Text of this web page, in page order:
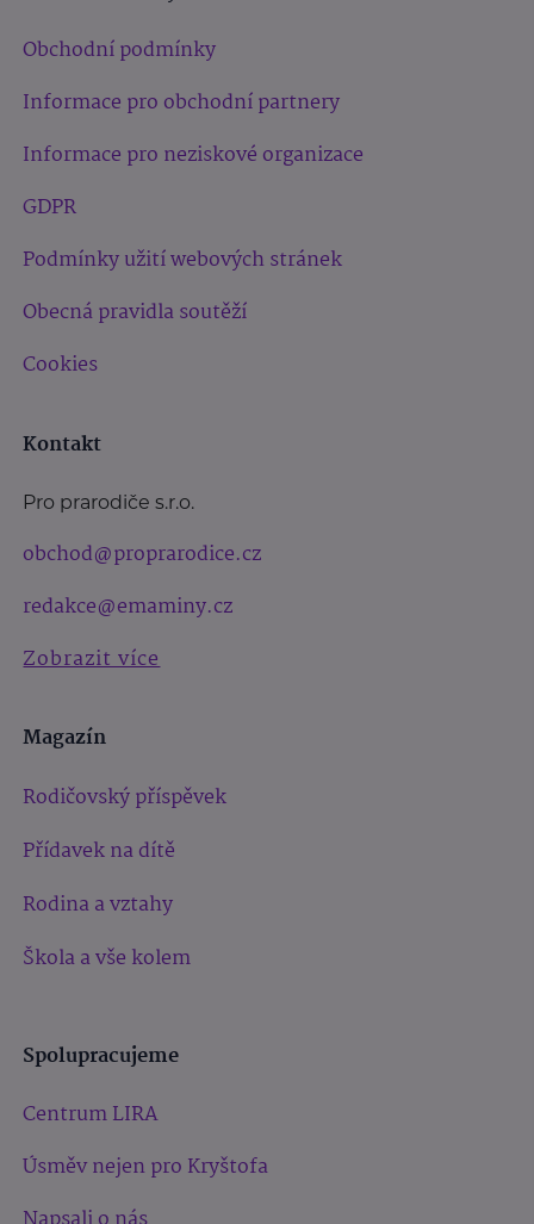
Obchodní podmínky
Informace pro obchodní partnery
Informace pro neziskové organizace
GDPR
Podmínky užití webových stránek
Obecná pravidla soutěží
Cookies
Kontakt
Pro prarodiče s.r.o.
obchod@proprarodice.cz
redakce@emaminy.cz
Zobrazit více
Magazín
Rodičovský příspěvek
Přídavek na dítě
Rodina a vztahy
Škola a vše kolem
Spolupracujeme
Centrum LIRA
Úsměv nejen pro Kryštofa